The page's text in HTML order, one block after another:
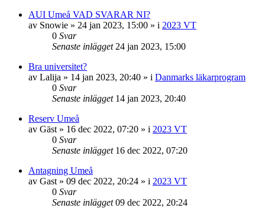
AUI Umeå VAD SVARAR NI?
av Snowie » 24 jan 2023, 15:00 » i 2023 VT
0 Svar
Senaste inlägget 24 jan 2023, 15:00
Bra universitet?
av Lalija » 14 jan 2023, 20:40 » i Danmarks läkarprogram
0 Svar
Senaste inlägget 14 jan 2023, 20:40
Reserv Umeå
av Gäst » 16 dec 2022, 07:20 » i 2023 VT
0 Svar
Senaste inlägget 16 dec 2022, 07:20
Antagning Umeå
av Gast » 09 dec 2022, 20:24 » i 2023 VT
0 Svar
Senaste inlägget09 dec 2022, 20:24